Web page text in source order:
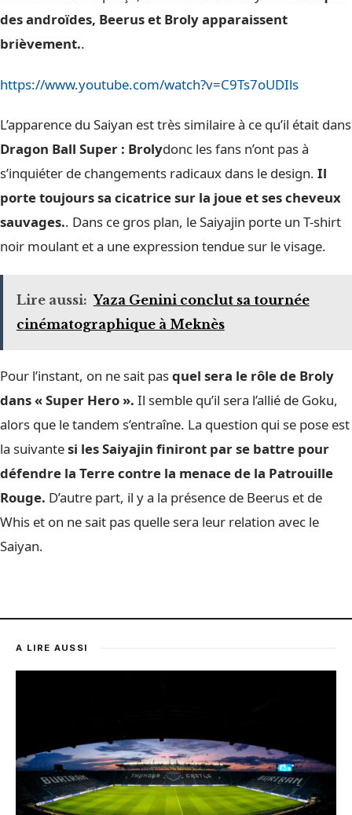
des androïdes, Beerus et Broly apparaissent
brièvement..
https://www.youtube.com/watch?v=C9Ts7oUDIls
L’apparence du Saiyan est très similaire à ce qu’il était dans
Dragon Ball Super : Brolydonc les fans n’ont pas à
s’inquiéter de changements radicaux dans le design. Il
porte toujours sa cicatrice sur la joue et ses cheveux
sauvages.. Dans ce gros plan, le Saiyajin porte un T-shirt
noir moulant et a une expression tendue sur le visage.
Lire aussi: Yaza Genini conclut sa tournée
cinématographique à Meknès
Pour l’instant, on ne sait pasquel sera le rôle de Broly
dans « Super Hero ». Il semble qu’il sera l’allié de Goku,
alors que le tandem s’entraîne. La question qui se pose est
la suivantesi les Saiyajin finiront par se battre pour
défendre la Terre contre la menace de la Patrouille
Rouge. D’autre part, il y a la présence de Beerus et de
Whis et on ne sait pas quelle sera leur relation avec le
Saiyan.
A LIRE AUSSI